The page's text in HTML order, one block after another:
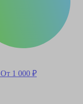
От 1 000 ₽